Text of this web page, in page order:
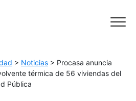
> Noticias > Procasa anuncia
térmica de 56 viviendas del
Pública